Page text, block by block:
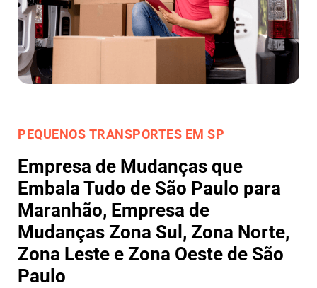
PEQUENOS TRANSPORTES EM SP
Empresa de Mudanças que
Embala Tudo de São Paulo para
Maranhão, Empresa de
Mudanças Zona Sul, Zona Norte,
Zona Leste e Zona Oeste de São
Paulo